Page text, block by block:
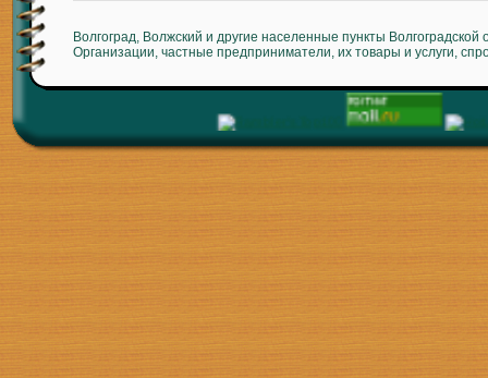
Волгоград, Волжский и другие населенные пункты Волгоградской
Организации, частные предприниматели, их товары и услуги,